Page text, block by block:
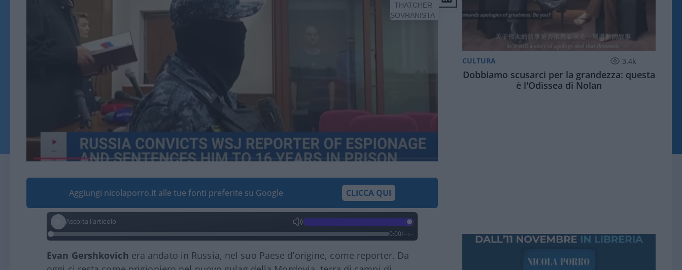
THATCHER
SOVRANISTA
Aggiungi nicolaporro.it alle tue fonti preferite su Google CLICCA QUI
Ascolta l'articolo
0:00/--:--
Evan Gershkovich era andato in Russia, nel suo Paese d’origine, come reporter. Da
CULTURA 3.4k
Dobbiamo scusarci per la grandezza: questa
è l'Odissea di Nolan